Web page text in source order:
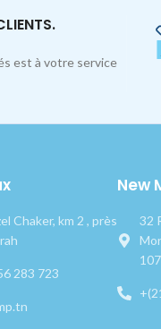
est à votre service
Chaker, km 2 , près
283 723
New
32